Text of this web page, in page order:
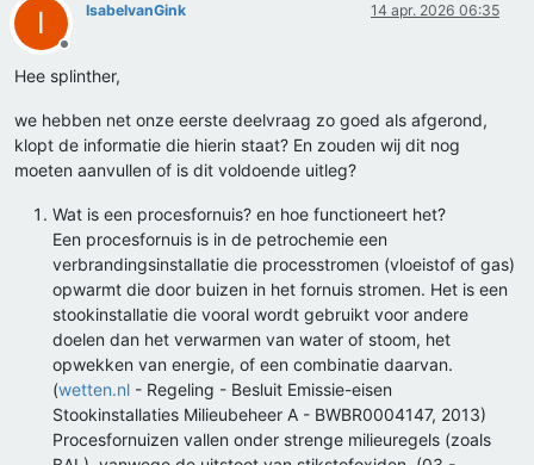
I
Offline
IsabelvanGink 14 apr. 2026 06:35
Hee splinther,
we hebben net onze eerste deelvraag zo goed als afgerond,
klopt de informatie die hierin staat? En zouden wij dit nog
moeten aanvullen of is dit voldoende uitleg?
Wat is een procesfornuis? en hoe functioneert het?
Een procesfornuis is in de petrochemie een
verbrandingsinstallatie die processtromen (vloeistof of gas)
opwarmt die door buizen in het fornuis stromen. Het is een
stookinstallatie die vooral wordt gebruikt voor andere
doelen dan het verwarmen van water of stoom, het
opwekken van energie, of een combinatie daarvan.
(wetten.nl - Regeling - Besluit Emissie-eisen
Stookinstallaties Milieubeheer A - BWBR0004147, 2013)
Procesfornuizen vallen onder strenge milieuregels (zoals